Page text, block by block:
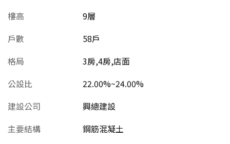
樓高
9層
戶數
58戶
格局
3房,4房,店面
公設比
22.00%~24.00%
建設公司
興總建設
主要結構
鋼筋混凝土